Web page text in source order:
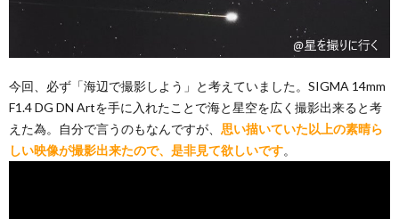
今回、必ず「海辺で撮影しよう」と考えていました。SIGMA 14mm
F1.4 DG DN Artを手に入れたことで海と星空を広く撮影出来ると考
えた為。自分で言うのもなんですが、 思い描いていた以上の素晴ら
しい映像が撮影出来たので、是非見て欲しいです。